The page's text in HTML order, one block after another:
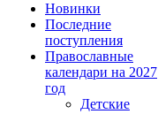
Новинки
Последние
поступления
Православные
календари на 2027
год
Детские